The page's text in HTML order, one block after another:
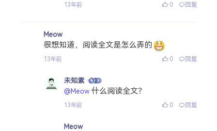
13年前 0 回复
Meow
很想知道，阅读全文是怎么弄的
13年前 0 回复
未知素
@Meow 什么阅读全文？
13年前 0 回复
Meow